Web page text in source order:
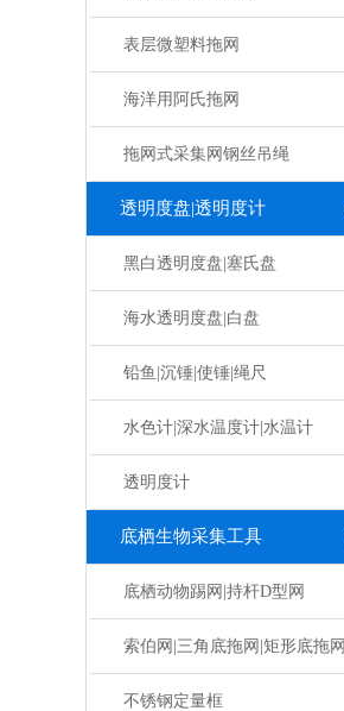
表层微塑料拖网
海洋用阿氏拖网
拖网式采集网钢丝吊绳
透明度盘|透明度计
黑白透明度盘|塞氏盘
海水透明度盘|白盘
铅鱼|沉锤|使锤|绳尺
水色计|深水温度计|水温计
透明度计
底栖生物采集工具
底栖动物踢网|持杆D型网
索伯网|三角底拖网|矩形底拖网
不锈钢定量框